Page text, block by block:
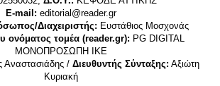
E-mail: editorial@reader.gr
Διαχειριστής: Ευστάθιος Μοσχονάς
ονόματος τομέα (reader.gr): PG DIGITAL
MONΟΠΡΟΣΩΠΗ ΙΚΕ
Αναστασιάδης / Διευθυντής Σύνταξης: Αξιώτη
Κυριακή